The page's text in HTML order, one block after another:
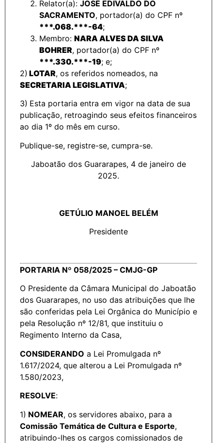
Relator(a): JOSÉ EDIVALDO DO
SACRAMENTO, portador(a) do CPF nº
***.068.***-64;
Membro: NARA ALVES DA SILVA
BOHRER, portador(a) do CPF nº
***.330.***-19; e;
2) LOTAR, os referidos nomeados, na
SECRETARIA LEGISLATIVA;
3) Esta portaria entra em vigor na data de sua
publicação, retroagindo seus efeitos financeiros
ao dia 1º do mês em curso.
Publique-se, registre-se, cumpra-se.
Jaboatão dos Guararapes, 4 de janeiro de
2025.
GETÚLIO MANOEL BELÉM
Presidente
PORTARIA Nº 058/2025 – CMJG-GP
O Presidente da Câmara Municipal do Jaboatão
dos Guararapes, no uso das atribuições que lhe
são conferidas pela Lei Orgânica do Município e
pela Resolução nº 12/81, que instituiu o
Regimento Interno da Casa,
CONSIDERANDO a Lei Promulgada nº
1.617/2024, que alterou a Lei Promulgada nº
1.580/2023,
RESOLVE:
1) NOMEAR, os servidores abaixo, para a
Comissão Temática de Cultura e Esporte,
atribuindo-lhes os cargos comissionados de